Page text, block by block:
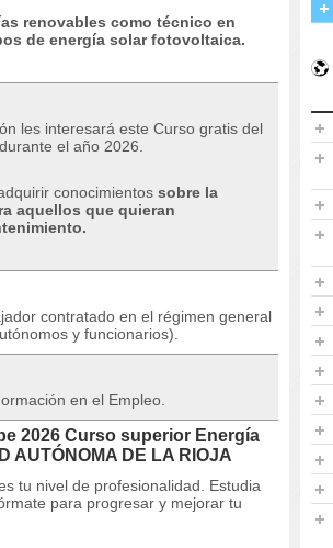
renovables como técnico en
de energía solar fotovoltaica.
les interesará este Curso gratis del
durante el año 2026.
conocimientos sobre la
aquellos que quieran
contratado en el régimen general
y funcionarios).
en el Empleo.
2026 Curso superior Energía
AUTÓNOMA DE LA RIOJA
tu nivel de profesionalidad. Estudia
para progresar y mejorar tu